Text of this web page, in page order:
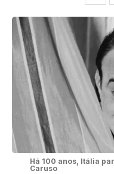
Há 100 anos, Itália
Caruso